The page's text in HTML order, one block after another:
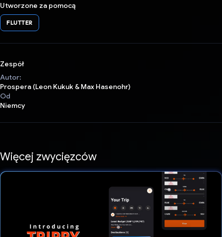
Utworzone za pomocą
FLUTTER
Zespół
Autor:
Prospera (Leon Kukuk & Max Hasenohr)
Od
Niemcy
Więcej zwycięzców